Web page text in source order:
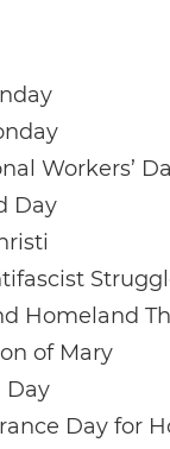
Workers’
Day
Homeland
of Mary
Day
Day for